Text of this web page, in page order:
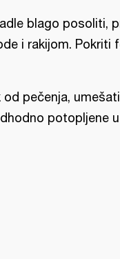
blago posoliti,
i rakijom. Pokriti
od pečenja,
potopljene